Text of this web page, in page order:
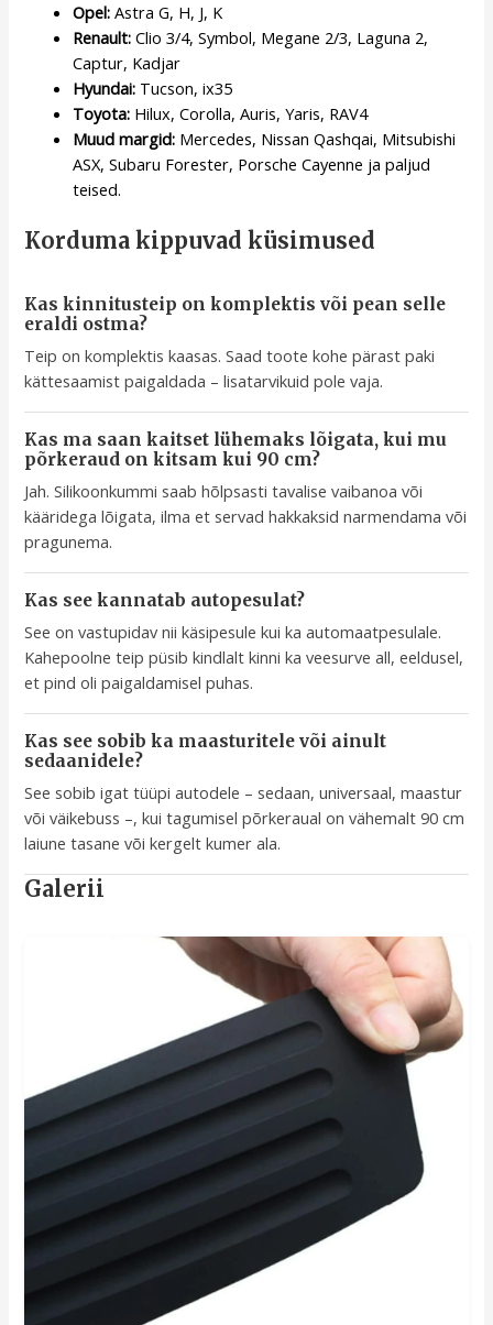
Opel: Astra G, H, J, K
Renault: Clio 3/4, Symbol, Megane 2/3, Laguna 2,
Captur, Kadjar
Hyundai: Tucson, ix35
Toyota: Hilux, Corolla, Auris, Yaris, RAV4
Muud margid: Mercedes, Nissan Qashqai, Mitsubishi
ASX, Subaru Forester, Porsche Cayenne ja paljud
teised.
Korduma kippuvad küsimused
Kas kinnitusteip on komplektis või pean selle
eraldi ostma?
Teip on komplektis kaasas. Saad toote kohe pärast paki
kättesaamist paigaldada – lisatarvikuid pole vaja.
Kas ma saan kaitset lühemaks lõigata, kui mu
põrkeraud on kitsam kui 90 cm?
Jah. Silikoonkummi saab hõlpsasti tavalise vaibanoa või
kääridega lõigata, ilma et servad hakkaksid narmendama või
pragunema.
Kas see kannatab autopesulat?
See on vastupidav nii käsipesule kui ka automaatpesulale.
Kahepoolne teip püsib kindlalt kinni ka veesurve all, eeldusel,
et pind oli paigaldamisel puhas.
Kas see sobib ka maasturitele või ainult
sedaanidele?
See sobib igat tüüpi autodele – sedaan, universaal, maastur
või väikebuss –, kui tagumisel põrkeraual on vähemalt 90 cm
laiune tasane või kergelt kumer ala.
Galerii